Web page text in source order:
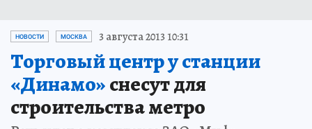
НОВОСТИ МОСКВА 3 августа 2013 10:31
Торговый центр у станции
«Динамо»снесут для
строительства метро